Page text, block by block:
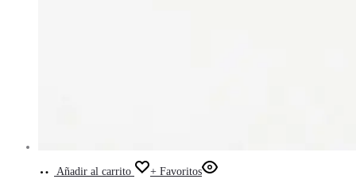
Añadir al carrito + Favoritos